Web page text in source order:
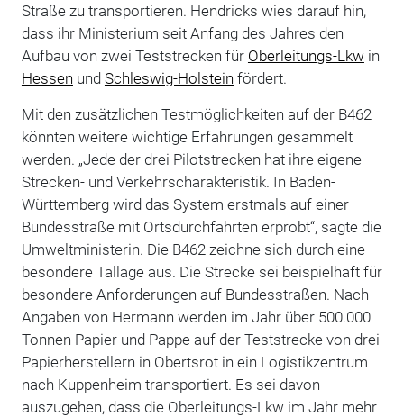
Straße zu transportieren. Hendricks wies darauf hin,
dass ihr Ministerium seit Anfang des Jahres den
Aufbau von zwei Teststrecken für Oberleitungs-Lkw in
Hessen und Schleswig-Holstein fördert.
Mit den zusätzlichen Testmöglichkeiten auf der B462
könnten weitere wichtige Erfahrungen gesammelt
werden. „Jede der drei Pilotstrecken hat ihre eigene
Strecken- und Verkehrscharakteristik. In Baden-
Württemberg wird das System erstmals auf einer
Bundesstraße mit Ortsdurchfahrten erprobt“, sagte die
Umweltministerin. Die B462 zeichne sich durch eine
besondere Tallage aus. Die Strecke sei beispielhaft für
besondere Anforderungen auf Bundesstraßen. Nach
Angaben von Hermann werden im Jahr über 500.000
Tonnen Papier und Pappe auf der Teststrecke von drei
Papierherstellern in Obertsrot in ein Logistikzentrum
nach Kuppenheim transportiert. Es sei davon
auszugehen, dass die Oberleitungs-Lkw im Jahr mehr